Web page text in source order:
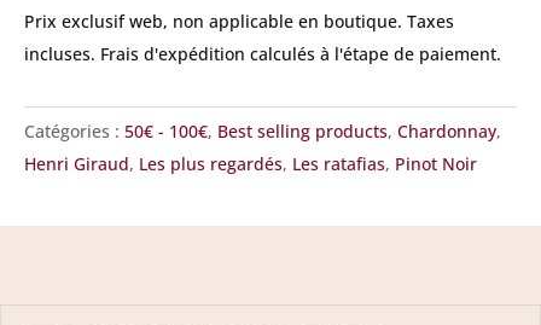
-
Ratafia
Solera
Prix exclusif web, non applicable en boutique. Taxes
incluses. Frais d'expédition calculés à l'étape de paiement.
Catégories : 50€ - 100€, Best selling products, Chardonnay,
Henri Giraud, Les plus regardés, Les ratafias, Pinot Noir